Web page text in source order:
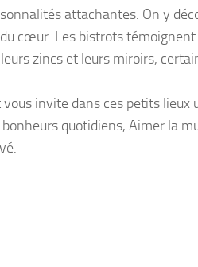
attachantes. On y
cœur. Les bistrots
zincs et leurs miroirs,
invite dans ces petits lieux
quotidiens, Aimer la